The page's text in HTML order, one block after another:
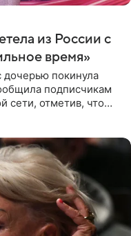
из России с
время»
дочерью покинула
подписчикам
сети, отметив, что